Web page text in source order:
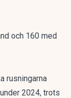
och 160 med
rusningarna
2024, trots